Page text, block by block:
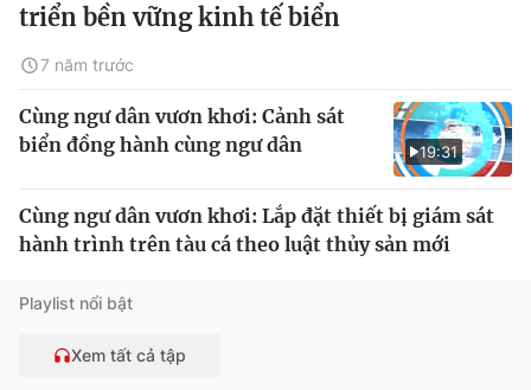
triển bền vững kinh tế biển
7 năm trước
19:31
Cùng ngư dân vươn khơi: Cảnh sát
biển đồng hành cùng ngư dân
Cùng ngư dân vươn khơi: Lắp đặt thiết bị giám sát
hành trình trên tàu cá theo luật thủy sản mới
Playlist nổi bật
Xem tất cả tập